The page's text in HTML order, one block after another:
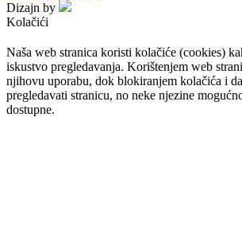
Dizajn by
Kolačići
Naša web stranica koristi kolačiće (cookies)
iskustvo pregledavanja. Korištenjem web
njihovu uporabu, dok blokiranjem kolačića i
pregledavati stranicu, no neke njezine
dostupne.